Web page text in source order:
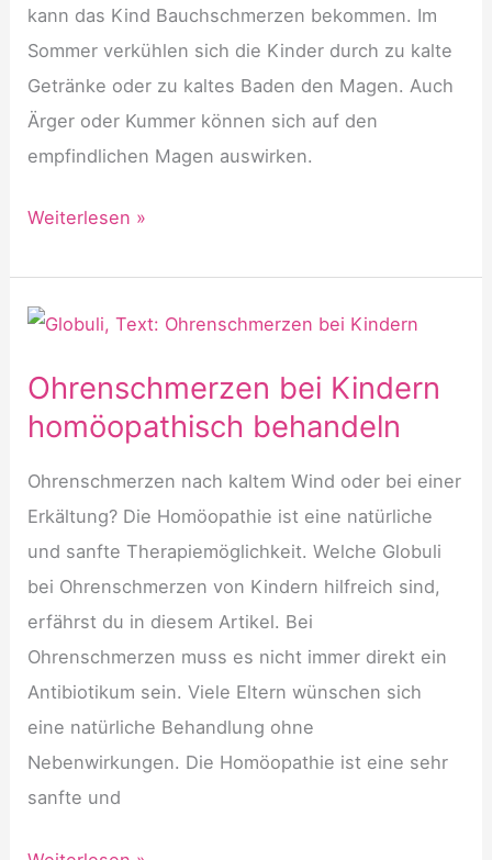
kann das Kind Bauchschmerzen bekommen. Im
Sommer verkühlen sich die Kinder durch zu kalte
Getränke oder zu kaltes Baden den Magen. Auch
Ärger oder Kummer können sich auf den
empfindlichen Magen auswirken.
Bauchschmerzen
homöopathisch
Weiterlesen »
Ohrenschmerzen bei Kindern
homöopathisch behandeln
Ohrenschmerzen nach kaltem Wind oder bei einer
Erkältung? Die Homöopathie ist eine natürliche
und sanfte Therapiemöglichkeit. Welche Globuli
bei Ohrenschmerzen von Kindern hilfreich sind,
erfährst du in diesem Artikel. Bei
Ohrenschmerzen muss es nicht immer direkt ein
Antibiotikum sein. Viele Eltern wünschen sich
eine natürliche Behandlung ohne
Nebenwirkungen. Die Homöopathie ist eine sehr
sanfte und